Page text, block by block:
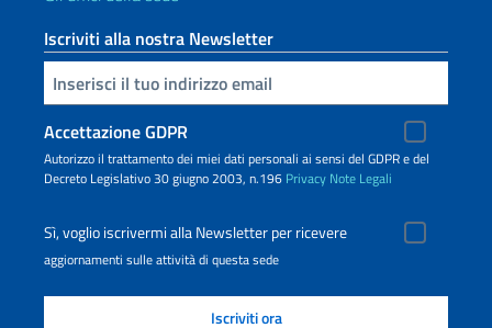
Iscriviti alla nostra Newsletter
Inserisci la tua email
Accettazione GDPR
Autorizzo il trattamento dei miei dati personali ai sensi del GDPR e del
Decreto Legislativo 30 giugno 2003, n.196 Privacy Note Legali
Sì, voglio iscrivermi alla Newsletter per ricevere
aggiornamenti sulle attività di questa sede